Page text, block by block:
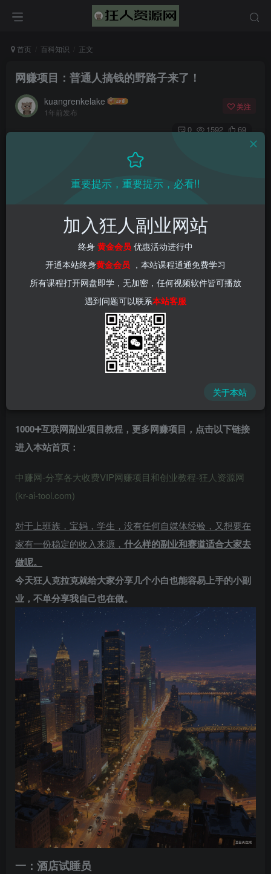
首页 百科知识 正文
网赚项目：普通人搞钱的野路子来了！
kuangrenkelake
1年前发布
关注
0 1592 69
📌 1000➕互联网副业项目教程，更多网赚项目，点击以下
链接进入本站首页：
中赚网 - 分享各大收费VIP网赚项目和创业教程 - 狂人资源
网
1000➕互联网副业项目教程，更多网赚项目，点击以下链接
进入本站首页 ：
中赚网-分享各大收费VIP网赚项目和创业教程-狂人资源网
(kr-ai-tool.com)
对于上班族，宝妈，学生，没有任何自媒体经验，又想要在
家有一份稳定的收入来源， 什么样的副业和赛道适合大家去
做呢。
今天狂人克拉克就给大家分享几个小白也能容易上手的小副
业，不单分享我自己也在做。
一： 酒店试睡员
重要提示，重要提示，必看!!
加入狂人副业网站
终身 黄金会员 优惠活动进行中
开通本站终身黄金会员 ，本站课程通通免费学习
所有课程打开网盘即学，无加密，任何视频软件皆可播放
遇到问题可以联系本站客服
关于本站